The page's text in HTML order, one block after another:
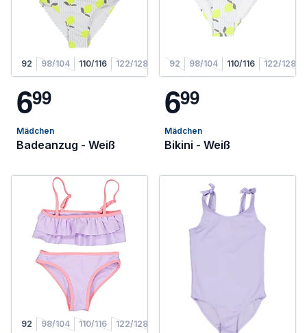
92 98/104 110/116 122/128
699
Mädchen
Badeanzug - Weiß
92 98/104 110/116 122/128
699
Mädchen
Bikini - Weiß
92 98/104 110/116 122/128